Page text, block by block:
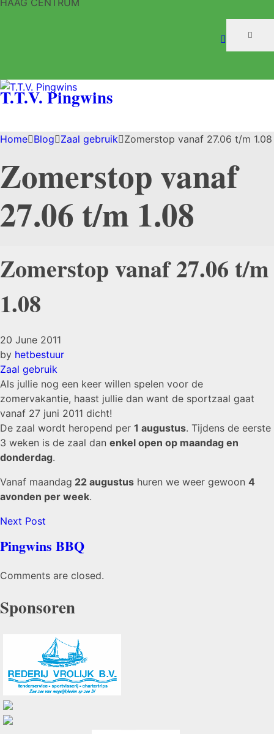
HAAG CENTRUM
T.T.V. Pingwins
Home Blog Zaal gebruik Zomerstop vanaf 27.06 t/m 1.08
Zomerstop vanaf
27.06 t/m 1.08
Zomerstop vanaf 27.06 t/m
1.08
20 June 2011
by hetbestuur
Zaal gebruik
Als jullie nog een keer willen spelen voor de
zomervakantie, haast jullie dan want de sportzaal gaat
vanaf 27 juni 2011 dicht!
De zaal wordt heropend per 1 augustus. Tijdens de eerste
3 weken is de zaal dan enkel open op maandag en
donderdag.
Vanaf maandag 22 augustus huren we weer gewoon 4
avonden per week.
Next Post
Pingwins BBQ
Comments are closed.
Sponsoren